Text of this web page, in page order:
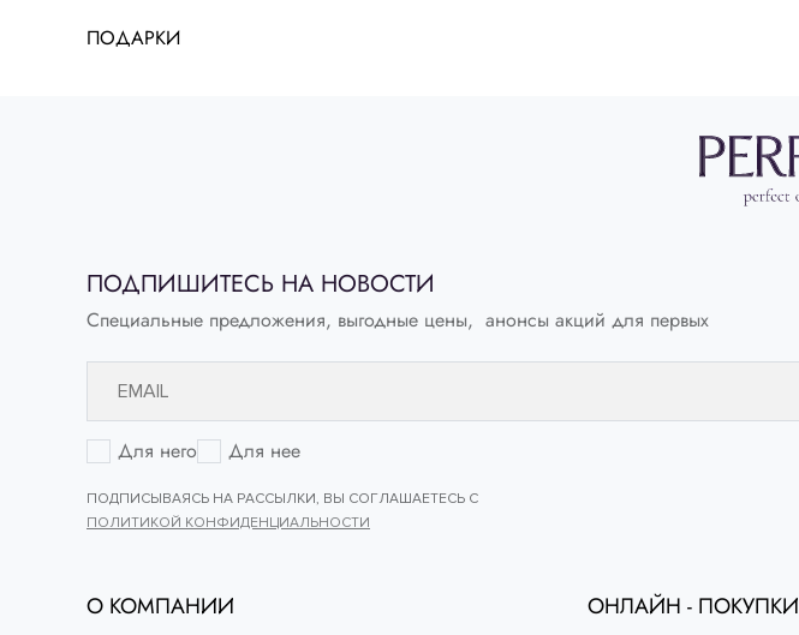
ПОДАРКИ
ПОДПИШИТЕСЬ НА НОВОСТИ
Специальные предложения, выгодные цены, анонсы акций для первых
Для него Для нее
ПОДПИСЫВАЯСЬ НА РАССЫЛКИ, ВЫ СОГЛАШАЕТЕСЬ С
ПОЛИТИКОЙ КОНФИДЕНЦИАЛЬНОСТИ
О КОМПАНИИ ОНЛАЙН - ПОКУПКИ